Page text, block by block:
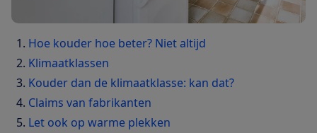
Hoe kouder hoe beter? Niet altijd
Klimaatklassen
Kouder dan de klimaatklasse: kan dat?
Claims van fabrikanten
Let ook op warme plekken